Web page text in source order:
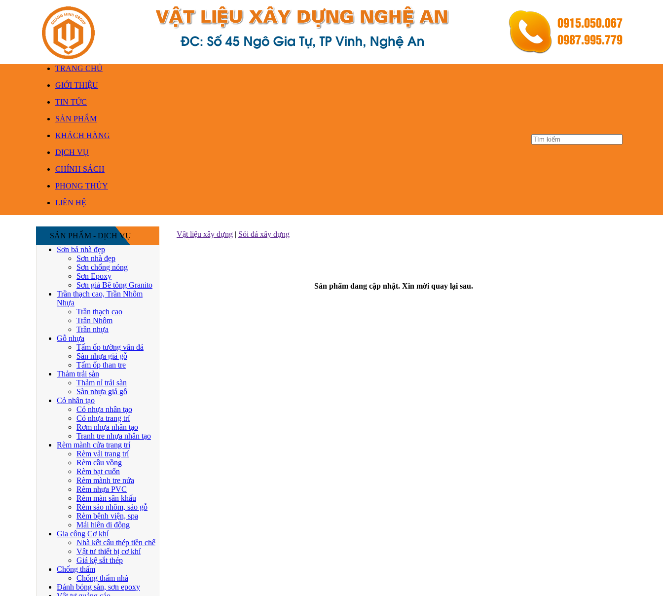
TRANG CHỦ
GIỚI THIỆU
TIN TỨC
SẢN PHẨM
KHÁCH HÀNG
DỊCH VỤ
CHÍNH SÁCH
PHONG THỦY
LIÊN HỆ
SẢN PHẨM - DỊCH VỤ
Sơn bả nhà đẹp
Sơn nhà đẹp
Sơn chống nóng
Sơn Epoxy
Sơn giả Bê tông Granito
Trần thạch cao, Trần Nhôm
Nhựa
Trần thạch cao
Trần Nhôm
Trần nhựa
Gỗ nhựa
Tấm ốp tường vân đá
Sàn nhựa giả gỗ
Tấm ốp than tre
Thảm trải sàn
Thảm nỉ trải sàn
Sàn nhựa giả gỗ
Cỏ nhân tạo
Cỏ nhựa nhân tạo
Cỏ nhựa trang trí
Rơm nhựa nhân tạo
Tranh tre nhựa nhân tạo
Rèm mành cửa trang trí
Rèm vải trang trí
Rèm cầu vồng
Rèm bạt cuốn
Rèm mành tre nứa
Rèm nhựa PVC
Rèm màn sân khấu
Rèm sáo nhôm, sáo gỗ
Rèm bệnh viện, spa
Mái hiên di động
Gia công Cơ khí
Nhà kết cấu thép tiền chế
Vật tư thiết bị cơ khí
Giá kệ sắt thép
Chống thấm
Chống thấm nhà
Đánh bóng sàn, sơn epoxy
Vật liệu xây dựng | Sỏi đá xây dựng
Sản phẩm đang cập nhật. Xin mời quay lại sau.